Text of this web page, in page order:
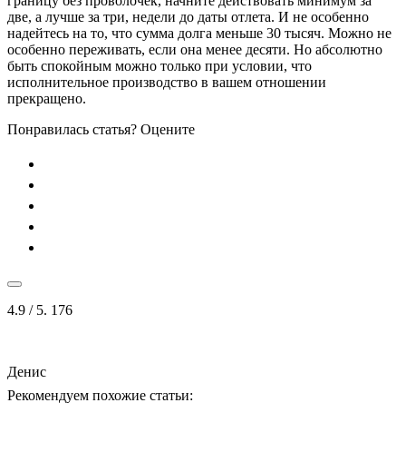
две, а лучше за три, недели до даты отлета. И не особенно
надейтесь на то, что сумма долга меньше 30 тысяч. Можно не
особенно переживать, если она менее десяти. Но абсолютно
быть спокойным можно только при условии, что
исполнительное производство в вашем отношении
прекращено.
Понравилась статья? Оцените
4.9 / 5. 176
Денис
Рекомендуем похожие статьи: